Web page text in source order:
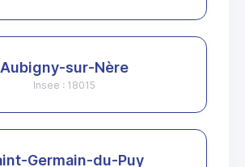
Aubigny-sur-Nère
Insee : 18015
Germain-du-Puy